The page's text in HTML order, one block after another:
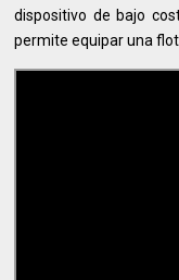
dispositivo de bajo
permite equipar una